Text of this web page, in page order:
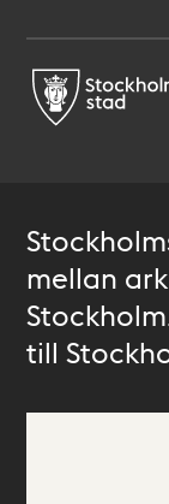
mellan
till